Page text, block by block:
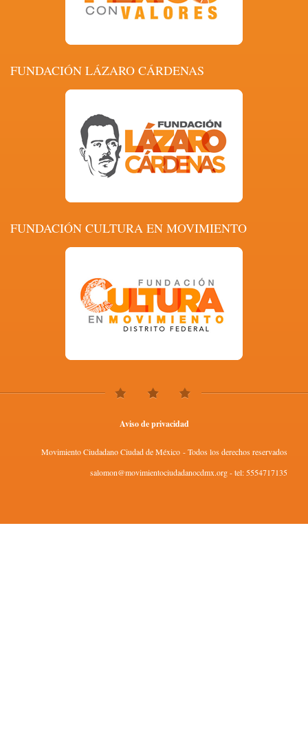
FUNDACIÓN LÁZARO CÁRDENAS
FUNDACIÓN CULTURA EN MOVIMIENTO
Aviso de privacidad
Movimiento Ciudadano Ciudad de México - Todos los derechos reservados
salomon@movimientociudadanocdmx.org - tel: 5554717135